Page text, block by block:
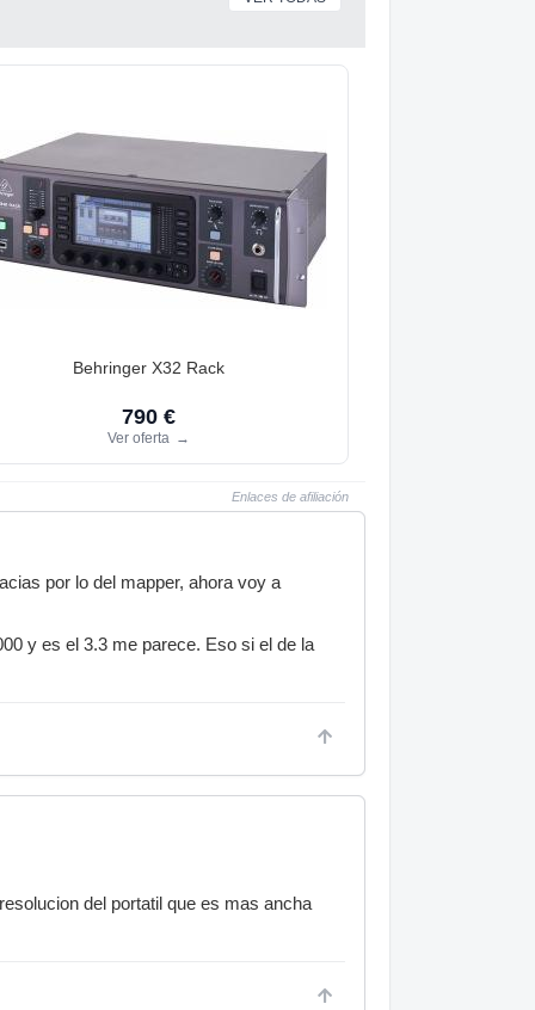
Behringer X32 Rack
790 €
Ver oferta →
Enlaces de afiliación
por lo del mapper, ahora voy a
y es el 3.3 me parece. Eso si el de la
del portatil que es mas ancha